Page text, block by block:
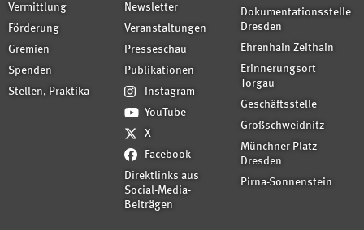
Vermittlung
Förderung
Gremien
Spenden
Stellen, Praktika
Newsletter
Veranstaltungen
Presseschau
Publikationen
Instagram
YouTube
X
Facebook
Direktlinks aus
Social-Media-
Beiträgen
Dokumentationsstelle
Dresden
Ehrenhain Zeithain
Erinnerungsort
Torgau
Geschäftsstelle
Großschweidnitz
Münchner Platz
Dresden
Pirna-Sonnenstein